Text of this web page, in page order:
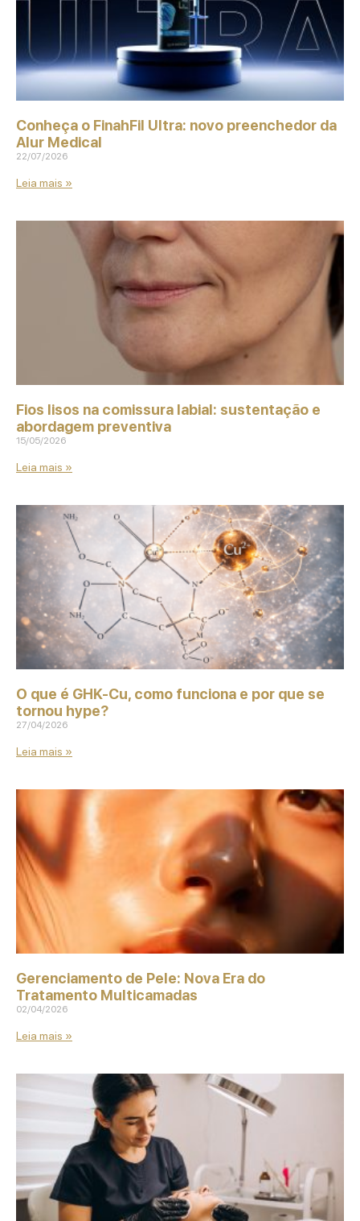
Conheça o FinahFil Ultra: novo preenchedor da
Alur Medical
22/07/2026
Leia mais »
Fios lisos na comissura labial: sustentação e
abordagem preventiva
15/05/2026
Leia mais »
O que é GHK‑Cu, como funciona e por que se
tornou hype?
27/04/2026
Leia mais »
Gerenciamento de Pele: Nova Era do
Tratamento Multicamadas
02/04/2026
Leia mais »